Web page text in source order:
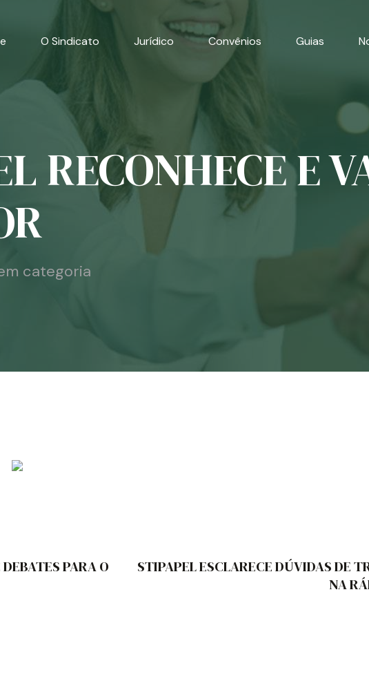
O Sindicato Jurídico Convênios Guias
RECONHECE E
categoria
PARA O
STIPAPEL ESCLARECE DÚVIDAS DE
NA